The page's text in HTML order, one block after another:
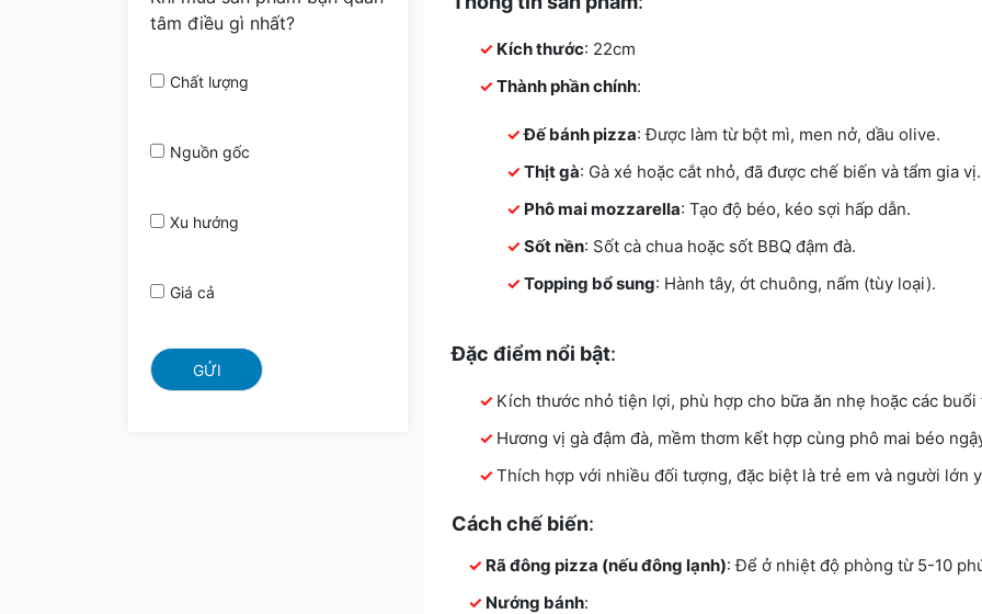
tâm điều gì nhất?
Chất lượng
Nguồn gốc
Xu hướng
Giá cả
Kích thước: 22cm
Thành phần chính:
Đế bánh pizza: Được làm từ bột mì, men nở, dầu olive.
Thịt gà: Gà xé hoặc cắt nhỏ, đã được chế biến và tẩm gia vị.
Phô mai mozzarella: Tạo độ béo, kéo sợi hấp dẫn.
Sốt nền: Sốt cà chua hoặc sốt BBQ đậm đà.
Topping bổ sung: Hành tây, ớt chuông, nấm (tùy loại).
Đặc điểm nổi bật:
Kích thước nhỏ tiện lợi, phù hợp cho bữa ăn nhẹ hoặc các
Hương vị gà đậm đà, mềm thơm kết hợp cùng phô mai béo
Thích hợp với nhiều đối tượng, đặc biệt là trẻ em và người lớn
Cách chế biến:
Rã đông pizza (nếu đông lạnh): Để ở nhiệt độ phòng từ 5-10
Nướng bánh: